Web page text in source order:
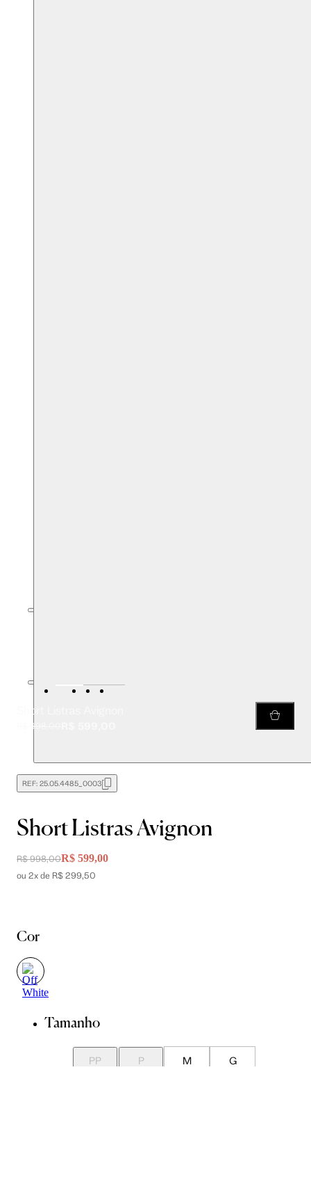
Short Listras Avignon
R$ 998,00
REF: 25.05.4485_0003
Short Listras Avignon
R$ 998,00R$ 599,00
ou 2x de R$ 299,50
Cor
Tamanho
PP P M G